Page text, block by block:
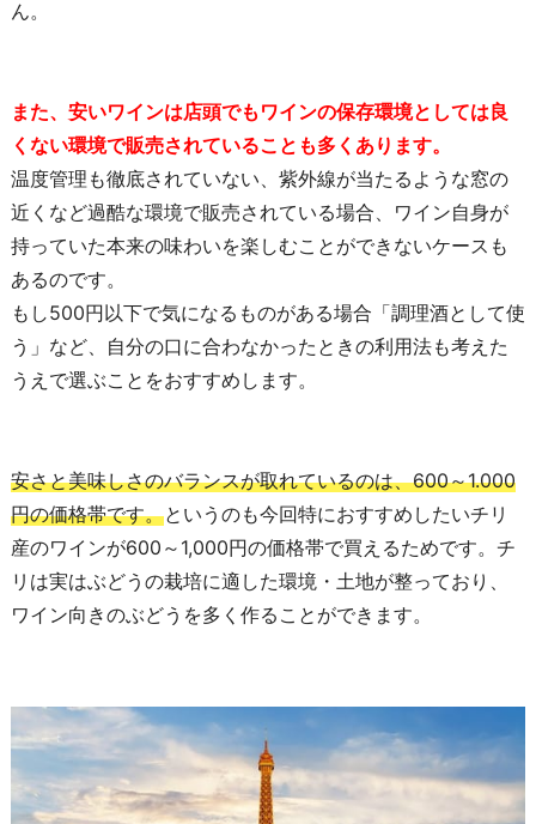
ん。
また、安いワインは店頭でもワインの保存環境としては良
くない環境で販売されていることも多くあります。
温度管理も徹底されていない、紫外線が当たるような窓の
近くなど過酷な環境で販売されている場合、ワイン自身が
持っていた本来の味わいを楽しむことができないケースも
あるのです。
もし500円以下で気になるものがある場合「調理酒として使
う」など、自分の口に合わなかったときの利用法も考えた
うえで選ぶことをおすすめします。
安さと美味しさのバランスが取れているのは、600～1.000
円の価格帯です。というのも今回特におすすめしたいチリ
産のワインが600～1,000円の価格帯で買えるためです。チ
リは実はぶどうの栽培に適した環境・土地が整っており、
ワイン向きのぶどうを多く作ることができます。